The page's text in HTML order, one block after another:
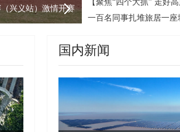
村舞”暨四季村歌兴义“查白歌节”热闹非凡
国内新闻